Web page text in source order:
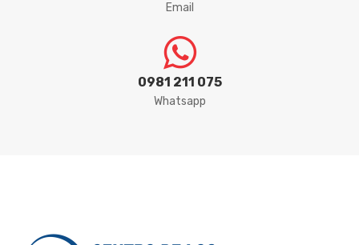
Email
0981 211 075
Whatsapp